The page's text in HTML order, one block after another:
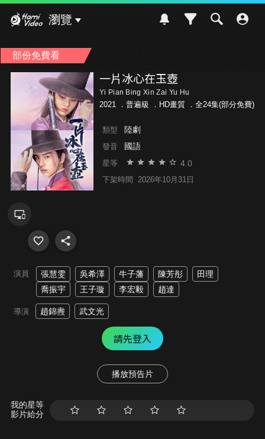
瀏覽
部份免費看
一片冰心在玉壺
Yi Pian Bing Xin Zai Yu Hu
2021 ． 普遍級 ．HD畫質 ．全24集(部分免費)
類型 陸劇
發音 國語
星等 4.0
下架時間 2026年10月31日
演員 張慧雯 吳希澤 牛子藩 陳芳彤
田理
喬振宇
王子璇 李宏毅 趙達
導演 趙錦燾 武文光
請先登入
播放預告片
我的星等
影片給分